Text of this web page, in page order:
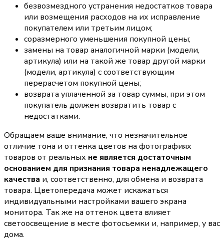
безвозмездного устранения недостатков товара
или возмещения расходов на их исправление
покупателем или третьим лицом;
соразмерного уменьшения покупной цены;
замены на товар аналогичной марки (модели,
артикула) или на такой же товар другой марки
(модели, артикула) с соответствующим
перерасчетом покупной цены;
возврата уплаченной за товар суммы, при этом
покупатель должен возвратить товар с
недостатками.
Обращаем ваше внимание, что незначительное
отличие тона и оттенка цветов на фотографиях
товаров от реальных не является достаточным
основанием для признания товара ненадлежащего
качества и, соответственно, для обмена и возврата
товара. Цветопередача может искажаться
индивидуальными настройками вашего экрана
монитора. Так же на оттенок цвета влияет
светоосвещение в месте фотосъемки и, например, у вас
дома.